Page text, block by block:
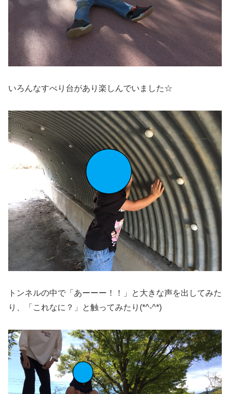
いろんなすべり台があり楽しんでいました☆
トンネルの中で「あーーー！！」と大きな声を出してみた
り、「これなに？」と触ってみたり(*^-^*)